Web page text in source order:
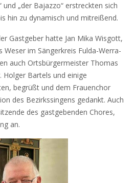
und „der Bajazzo“ erstreckten sich
hin zu dynamisch und mitreißend.
Gastgeber hatte Jan Mika Wisgott,
Weser im Sängerkreis Fulda-Werra-
auch Ortsbürgermeister Thomas
Holger Bartels und einige
begrüßt und dem Frauenchor
des Bezirkssingens gedankt. Auch
des gastgebenden Chores,
an.